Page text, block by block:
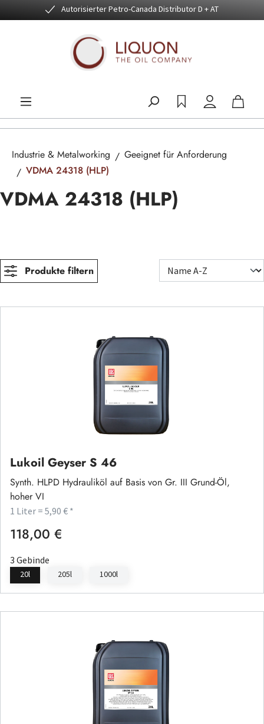
Zum Hauptinhalt springenAutorisierter Petro-Canada Distributor D + AT
Industrie & Metalworking
Geeignet für Anforderung
VDMA 24318 (HLP)
VDMA 24318 (HLP)
Produkte filtern
Lukoil Geyser S 46
Synth. HLPD Hydrauliköl auf Basis von Gr. III Grund-Öl,
hoher VI
1 Liter = 5,90 € *
Regulärer Preis:
118,00 €
3 Gebinde
20l 205l 1000l